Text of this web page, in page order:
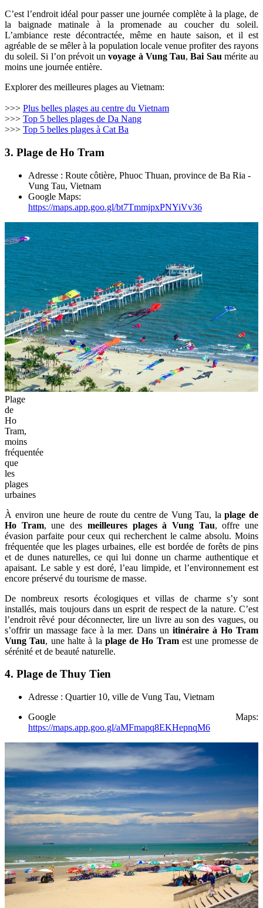
C’est l’endroit idéal pour passer une journée complète à la plage, de
la baignade matinale à la promenade au coucher du soleil.
L’ambiance reste décontractée, même en haute saison, et il est
agréable de se mêler à la population locale venue profiter des rayons
du soleil. Si l’on prévoit unvoyage à Vung Tau,Bai Sau mérite au
moins une journée entière.
Explorer des meilleures plages au Vietnam:
>>> Plus belles plages au centre du Vietnam
>>> Top 5 belles plages de Da Nang
>>> Top 5 belles plages à Cat Ba
3. Plage de Ho Tram
Adresse : Route côtière, Phuoc Thuan, province de Ba Ria -
Vung Tau, Vietnam
Google Maps:
https://maps.app.goo.gl/bt7TmmjpxPNYiVv36
Plage
de
Ho
Tram,
moins
fréquentée
que
les
plages
urbaines
À environ une heure de route du centre de Vung Tau, laplage de
Ho Tram, une des meilleures plages à Vung Tau, offre une
évasion parfaite pour ceux qui recherchent le calme absolu. Moins
fréquentée que les plages urbaines, elle est bordée de forêts de pins
et de dunes naturelles, ce qui lui donne un charme authentique et
apaisant. Le sable y est doré, l’eau limpide, et l’environnement est
encore préservé du tourisme de masse.
De nombreux resorts écologiques et villas de charme s’y sont
installés, mais toujours dans un esprit de respect de la nature. C’est
l’endroit rêvé pour déconnecter, lire un livre au son des vagues, ou
s’offrir un massage face à la mer. Dans un itinéraire à Ho Tram
Vung Tau, une halte à la plage de Ho Tramest une promesse de
sérénité et de beauté naturelle.
4. Plage de Thuy Tien
Adresse : Quartier 10, ville de Vung Tau, Vietnam
Google Maps:
https://maps.app.goo.gl/aMFmapq8EKHepnqM6